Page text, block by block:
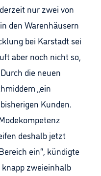
nur zwei von
den Warenhäusern
bei Karstadt sei
aber noch nicht so,
die neuen
„ein
Kunden.
deshalb jetzt
ein“, kündigte
zweieinhalb